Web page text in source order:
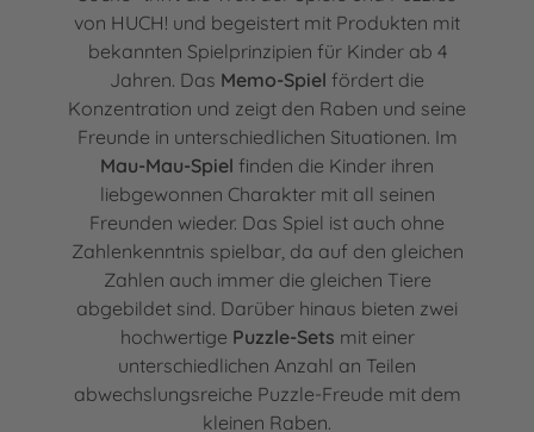
von HUCH! und begeistert mit Produkten mit
bekannten Spielprinzipien für Kinder ab 4
Jahren. Das Memo-Spiel fördert die
Konzentration und zeigt den Raben und seine
Freunde in unterschiedlichen Situationen. Im
Mau-Mau-Spiel finden die Kinder ihren
liebgewonnen Charakter mit all seinen
Freunden wieder. Das Spiel ist auch ohne
Zahlenkenntnis spielbar, da auf den gleichen
Zahlen auch immer die gleichen Tiere
abgebildet sind. Darüber hinaus bieten zwei
hochwertige Puzzle-Sets mit einer
unterschiedlichen Anzahl an Teilen
abwechslungsreiche Puzzle-Freude mit dem
kleinen Raben.